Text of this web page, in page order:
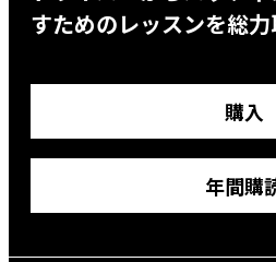
すためのレッスンを総力
購入
年間購